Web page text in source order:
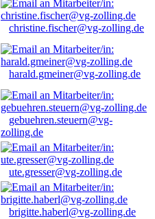
christine.fischer@vg-zolling.de
harald.gmeiner@vg-zolling.de
gebuehren.steuern@vg-
zolling.de
ute.gresser@vg-zolling.de
brigitte.haberl@vg-zolling.de